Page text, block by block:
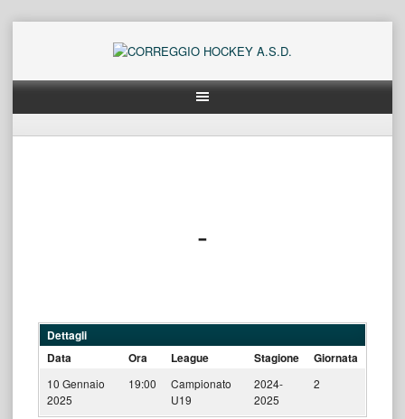
-
Dettagli
Data
Ora League Stagione Giornata
10 Gennaio
2025
19:00
Campionato
U19
2024-
2025
2